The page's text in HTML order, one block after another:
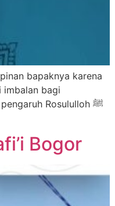
bapaknya karena
imbalan bagi
Bogor